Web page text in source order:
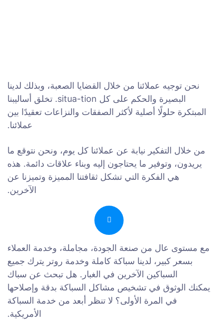
نحن توجيه عملائنا من خلال القضايا الصعبة، وبذلك لدينا
البصيرة والحكم على كل situa-tion. تخلق أساليبنا
المبتكرة حلولًا أصلية لأكثر الصفقات والنزاعات تعقيدًا بين
عملائنا.
من خلال التفكير نيابة عن عملائنا كل يوم، ونحن نتوقع ما
يريدون، وتوفير ما يحتاجون إليه وبناء علاقات دائمة. هذه
هي الفكرة التي تشكل ثقافتنا المميزة وتميزنا عن
الآخرين.
مع مستوى عال من صنعة الجودة، مجاملة، وخدمة العملاء
بسعر كبير، لدينا سباكة كاملة وخدمة روتر يترك جميع
السباكين الآخرين في الغبار. هل تبحث عن سباك
يمكنك الوثوق في تشخيص مشاكل السباكة بدقة وإصلاحها
في المرة الأولى؟ لا تنظر أبعد من خدمة السباكة
الأمريكية.